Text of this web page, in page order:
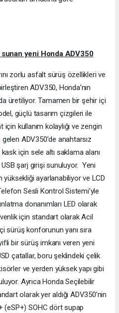
yeni Honda ADV350
zorlu asfalt sürüş özellikleri ve
ADV350, Honda’nın
üretiliyor. Tamamen bir şehir içi
güçlü tasarım çizgileri ile
kullanım kolaylığı ve zengin
ADV350’de anahtarsız
için sele altı saklama alanı
şarj girişi sunuluyor. Yeni
yüksekliği ayarlanabiliyor ve LCD
Sesli Kontrol Sistemi’yle
donanımları LED olarak
için standart olarak Acil
sürüş konforunun yanı sıra
bir sürüş imkanı veren yeni
çatallar, boru şeklindeki çelik
ve yerden yüksek yapı gibi
Ayrıca Honda Seçilebilir
olarak yer aldığı ADV350’nin
(eSP+) SOHC dört supap